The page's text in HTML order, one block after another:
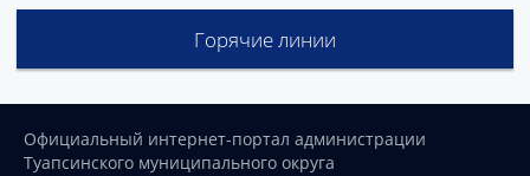
Горячие линии
Официальный интернет-портал администрации
Туапсинского муниципального округа